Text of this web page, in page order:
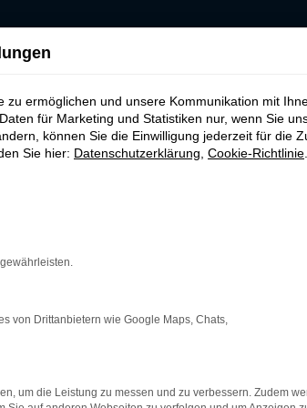
ermöglichen und unsere Kommunikation mit
für Marketing und Statistiken nur, wenn Sie
können Sie die Einwilligung jederzeit für die
Sie hier: Datenschutzerklärung Cookie-Richtlinie
von Drittanbietern wie Google Maps, Chats,
um die Leistung zu messen und zu verbessern. Zudem